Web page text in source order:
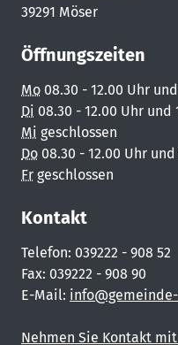
39291 Möser
Öffnungszeiten
Mo 08.30 - 12.00 Uhr
Di 08.30 - 12.00 Uhr und
Mi geschlossen
Do 08.30 - 12.00 Uhr
Fr geschlossen
Kontakt
Telefon: 039222 - 908 52
Fax: 039222 - 908 90
E-Mail:
Nehmen Sie Kontakt